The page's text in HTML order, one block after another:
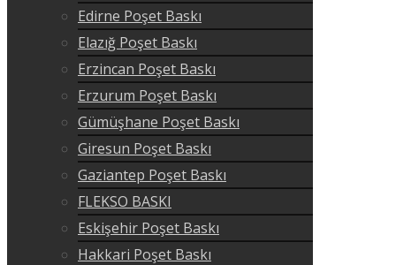
Edirne Poşet Baskı
Elazığ Poşet Baskı
Erzincan Poşet Baskı
Erzurum Poşet Baskı
Gümüşhane Poşet Baskı
Giresun Poşet Baskı
Gaziantep Poşet Baskı
FLEKSO BASKI
Eskişehir Poşet Baskı
Hakkari Poşet Baskı